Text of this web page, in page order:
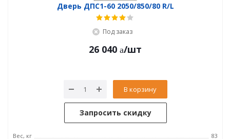
Дверь ДПC1-60 2050/850/80 R/L
Под заказ
26 040 /шт
В корзину
Запросить скидку
Вес, кг
83